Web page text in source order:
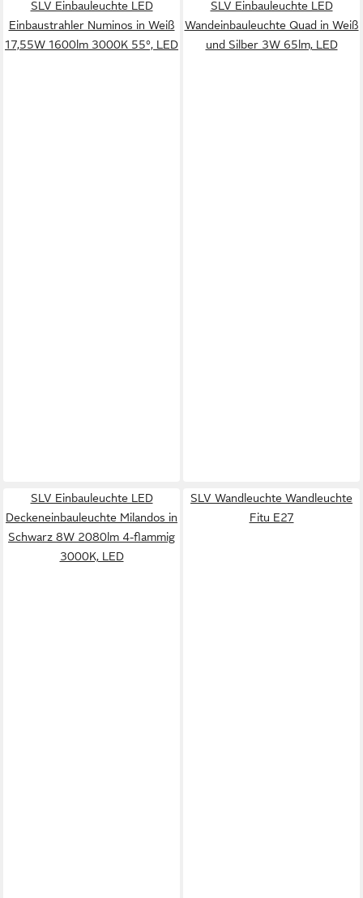
SLV Einbauleuchte LED
Einbaustrahler Numinos in Weiß
17,55W 1600lm 3000K 55°, LED
SLV Einbauleuchte LED
Wandeinbauleuchte Quad in Weiß
und Silber 3W 65lm, LED
SLV Einbauleuchte LED
Deckeneinbauleuchte Milandos in
Schwarz 8W 2080lm 4-flammig
3000K, LED
SLV Wandleuchte Wandleuchte
Fitu E27